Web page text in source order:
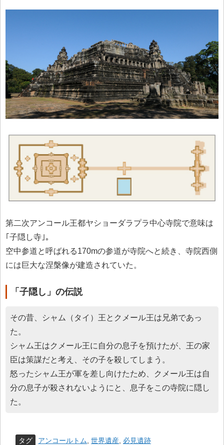
第二次アンコール王都ヤショーダラプラ中心寺院で意味は
｢子隠し寺｣。
空中参道と呼ばれる170mの参道が寺院へと続き、寺院西側
には巨大な涅槃像が建造されていた。
「子隠し」の伝説
その昔、シャム（タイ）王とクメール王は兄弟であっ
た。
シャム王はクメール王に自分の息子を預けたが、王の家
臣は策謀だと考え、その子を殺してしまう。
怒ったシャム王が軍を差し向けたため、クメール王は自
分の息子が殺されないようにと、息子をこの寺院に隠し
た。
タグ アンコールトム 世界遺産 必見遺跡